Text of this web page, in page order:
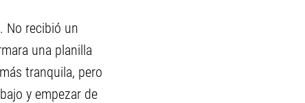
No recibió un
una planilla
tranquila, pero
y empezar de